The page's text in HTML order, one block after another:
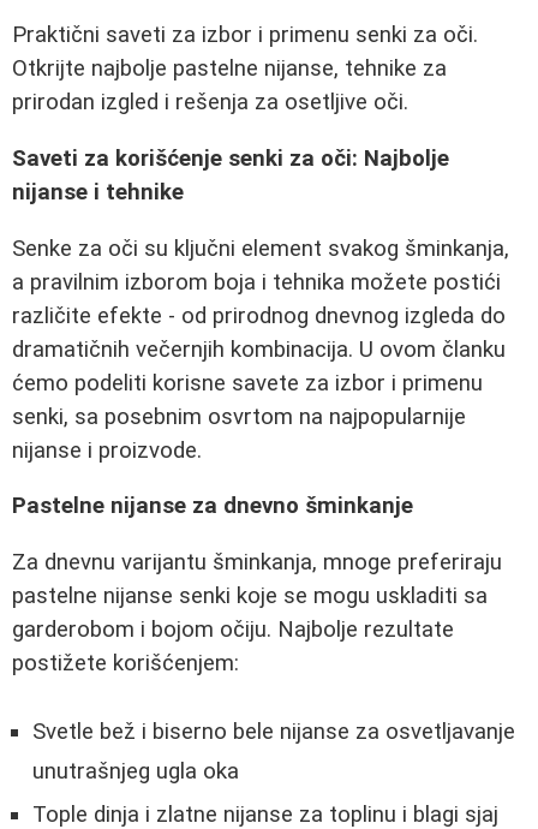
Praktični saveti za izbor i primenu senki za oči.
Otkrijte najbolje pastelne nijanse, tehnike za
prirodan izgled i rešenja za osetljive oči.
Saveti za korišćenje senki za oči: Najbolje
nijanse i tehnike
Senke za oči su ključni element svakog šminkanja,
a pravilnim izborom boja i tehnika možete postići
različite efekte - od prirodnog dnevnog izgleda do
dramatičnih večernjih kombinacija. U ovom članku
ćemo podeliti korisne savete za izbor i primenu
senki, sa posebnim osvrtom na najpopularnije
nijanse i proizvode.
Pastelne nijanse za dnevno šminkanje
Za dnevnu varijantu šminkanja, mnoge preferiraju
pastelne nijanse senki koje se mogu uskladiti sa
garderobom i bojom očiju. Najbolje rezultate
postižete korišćenjem:
Svetle bež i biserno bele nijanse za osvetljavanje
unutrašnjeg ugla oka
Tople dinja i zlatne nijanse za toplinu i blagi sjaj